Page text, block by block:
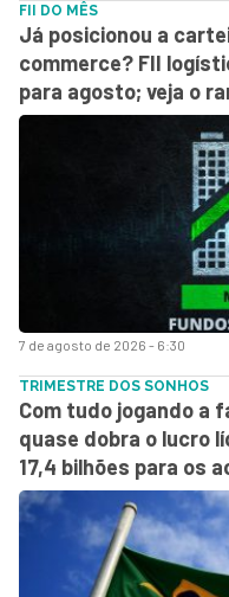
7 de agosto de 2026 - 6:30
FII DO MÊS
Já posicionou a
commerce? FII
para agosto; veja o
TRIMESTRE DOS SONHOS
Com tudo jogando a
quase dobra o lucro
17,4 bilhões para os